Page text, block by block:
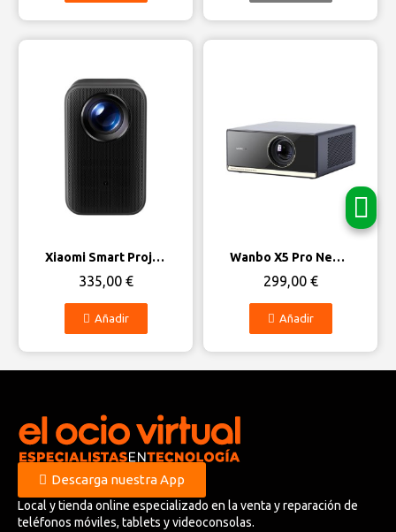
Vista rápida Xiaomi Smart Projector L1 Pro FHD 2GB/16GB Google TV
335,00 €
Añadir
Vista rápida Wanbo X5 Pro New 2025 2GB/16GB Android 11
299,00 €
Añadir
Descarga nuestra App
Local y tienda online especializado en la venta y reparación de
teléfonos móviles, tablets y videoconsolas.